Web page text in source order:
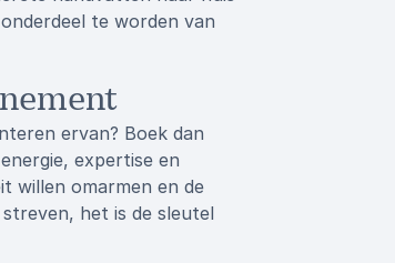
te worden van
ervan? Boek dan
expertise en
willen omarmen en de
het is de sleutel